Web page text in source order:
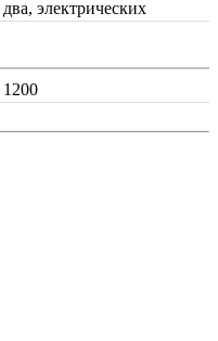
два, электрических
1200